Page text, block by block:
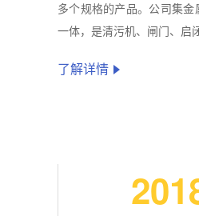
多个规格的产品。公司集
一体，是清污机、闸门、启
了解详情